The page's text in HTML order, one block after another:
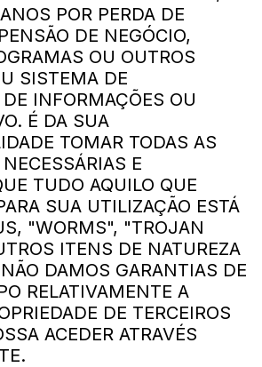
POR PERDA DE
DE NEGÓCIO,
OU OUTROS
SISTEMA DE
INFORMAÇÕES OU
É DA SUA
TOMAR TODAS AS
E
TUDO AQUILO QUE
SUA UTILIZAÇÃO ESTÁ
"WORMS", "TROJAN
ITENS DE NATUREZA
DAMOS GARANTIAS DE
RELATIVAMENTE A
DE TERCEIROS
ACEDER ATRAVÉS